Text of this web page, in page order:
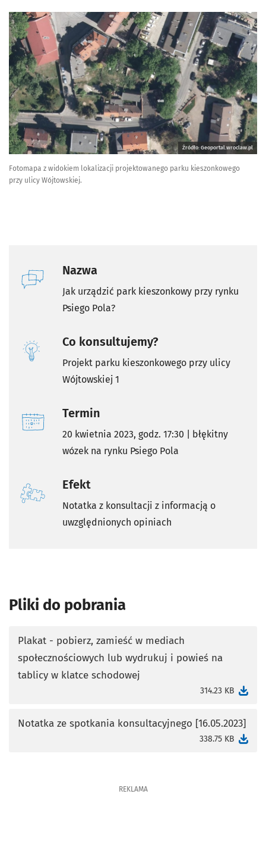
Źródło: Geoportal.wroclaw.pl
Fotomapa z widokiem lokalizacji projektowanego parku kieszonkowego
przy ulicy Wójtowskiej.
Nazwa
Jak urządzić park kieszonkowy przy rynku
Psiego Pola?
Co konsultujemy?
Projekt parku kieszonkowego przy ulicy
Wójtowskiej 1
Termin
20 kwietnia 2023, godz. 17:30 | błękitny
wózek na rynku Psiego Pola
Efekt
Notatka z konsultacji z informacją o
uwzględnionych opiniach
Pliki do pobrania
Plakat - pobierz, zamieść w mediach
społecznościowych lub wydrukuj i powieś na
tablicy w klatce schodowej
314.23 KB
otworzy się w nowej karcie
Notatka ze spotkania konsultacyjnego [16.05.2023]
338.75 KB
REKLAMA